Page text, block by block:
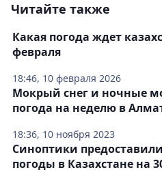
Читайте также
18:46, 10 февраля 2026
Какая погода ждет
февраля
18:36, 10 ноября 2023
Мокрый снег и ночные
погода на неделю в
Синоптики
погоды в Казахстане на